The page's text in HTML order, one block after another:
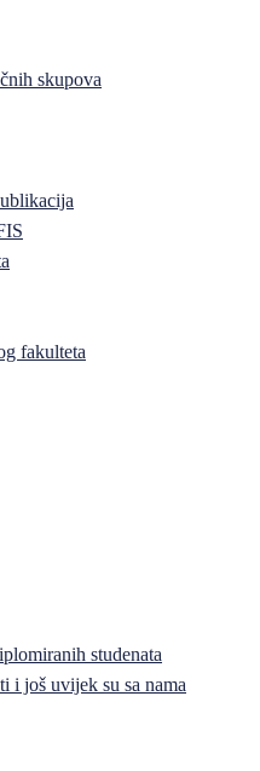
skupova
fakulteta
studenata
i još uvijek su sa nama